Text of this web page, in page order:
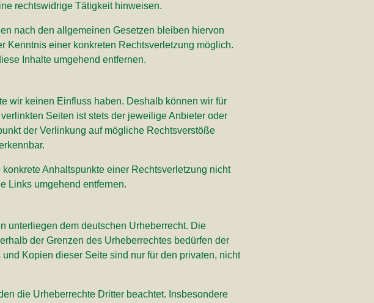
rechtswidrige Tätigkeit hinweisen.
nach den allgemeinen Gesetzen bleiben hiervon
Kenntnis einer konkreten Rechtsverletzung möglich.
Inhalte umgehend entfernen.
wir keinen Einfluss haben. Deshalb können wir für
Seiten ist stets der jeweilige Anbieter oder
der Verlinkung auf mögliche Rechtsverstöße
Anhaltspunkte einer Rechtsverletzung nicht
Links umgehend entfernen.
unterliegen dem deutschen Urheberrecht. Die
der Grenzen des Urheberrechtes bedürfen der
Kopien dieser Seite sind nur für den privaten, nicht
die Urheberrechte Dritter beachtet. Insbesondere